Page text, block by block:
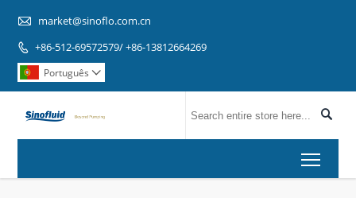
 market@sinoflo.com.cn
 +86-512-69572579/ +86-13812664269
Português 
